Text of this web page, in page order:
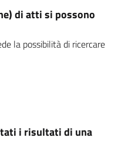
di atti si possono
la possibilità di ricercare
i risultati di una